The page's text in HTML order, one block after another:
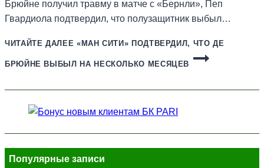
Брюйне получил травму в матче с «Бернли», Пеп
Гвардиола подтвердил, что полузащитник выбыл…
ЧИТАЙТЕ ДАЛЕЕ «МАН СИТИ» ПОДТВЕРДИЛ, ЧТО ДЕ
БРЮЙНЕ ВЫБЫЛ НА НЕСКОЛЬКО МЕСЯЦЕВ
Популярные записи